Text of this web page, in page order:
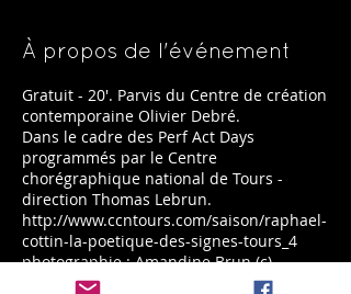
À propos de l'événement
Gratuit - 20'. Parvis du Centre de création
contemporaine Olivier Debré.
Dans le cadre des Perf Act Days
programmés par le Centre
chorégraphique national de Tours -
direction Thomas Lebrun.
http://www.ccntours.com/saison/raphael-
cottin-la-poetique-des-signes-tours_4
photographie : Amandine Brun (c)
Frédéric Iovino